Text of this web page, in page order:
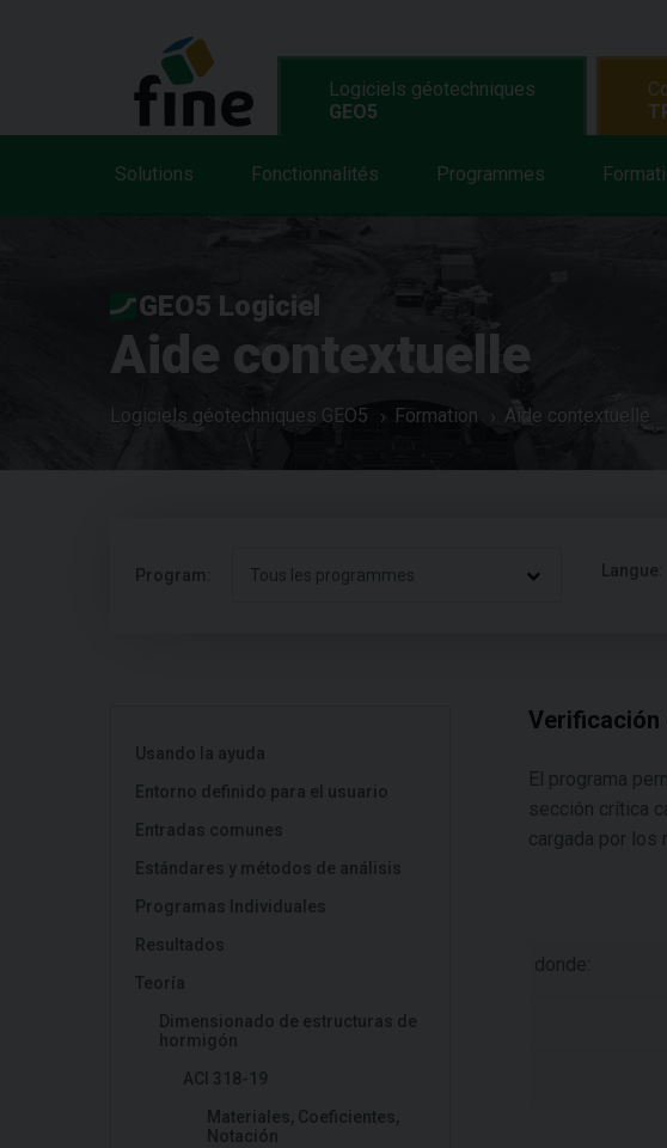
Logiciels géotechniques
GEO5
Solutions Fonctionnalités Programmes
GEO5 Logiciel
Aide contextuelle
Logiciels géotechniques GEO5 Formation Aide contextuelle
Program: Tous les programmes Langue:
Usando la ayuda
Entorno definido para el usuario
Entradas comunes
Estándares y métodos de análisis
Programas Individuales
Resultados
Teoría
Dimensionado de estructuras de
hormigón
ACI 318-19
Materiales, Coeficientes,
Notación
Verificación
El programa
sección crítica
cargada por los
donde: